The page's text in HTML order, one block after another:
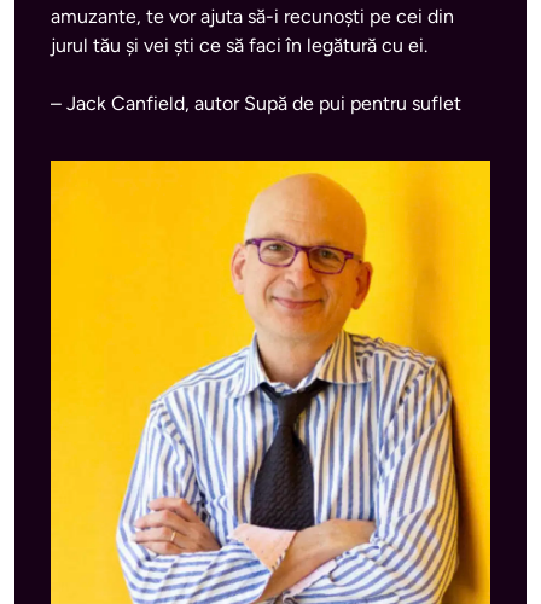
amuzante, te vor ajuta să-i recunoști pe cei din
jurul tău și vei ști ce să faci în legătură cu ei.
– Jack Canfield, autor Supă de pui pentru suflet